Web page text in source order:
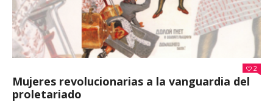
2
Mujeres revolucionarias a la vanguardia del
proletariado